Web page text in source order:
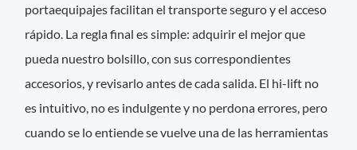
portaequipajes facilitan el transporte seguro y el acceso
rápido. La regla final es simple: adquirir el mejor que
pueda nuestro bolsillo, con sus correspondientes
accesorios, y revisarlo antes de cada salida. El hi-lift no
es intuitivo, no es indulgente y no perdona errores, pero
cuando se lo entiende se vuelve una de las herramientas